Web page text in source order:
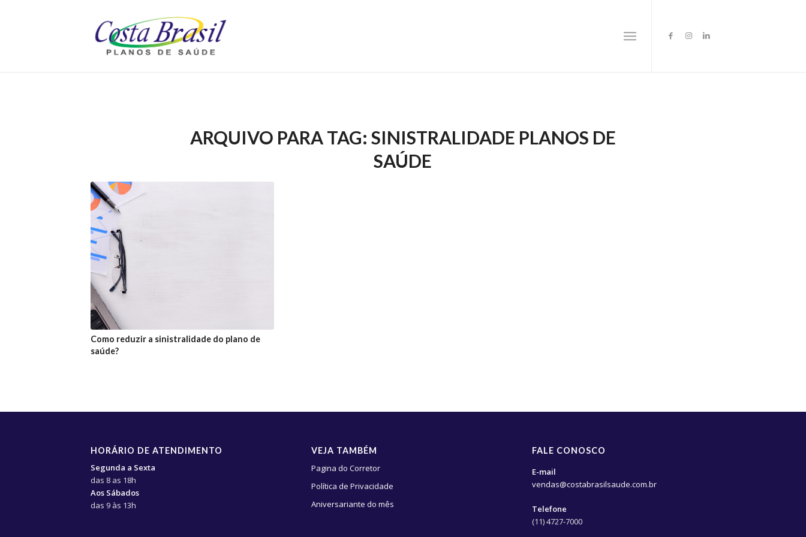
ARQUIVO PARA TAG: SINISTRALIDADE PLANOS DE
SAÚDE
Como reduzir a sinistralidade do plano de
saúde?
HORÁRIO DE ATENDIMENTO
Segunda a Sexta
das 8 as 18h
Aos Sábados
das 9 às 13h
VEJA TAMBÉM
Pagina do Corretor
Política de Privacidade
Aniversariante do mês
FALE CONOSCO
E-mail
vendas@costabrasilsaude.com.br
Telefone
(11) 4727-7000